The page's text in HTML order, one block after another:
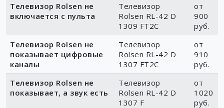
Телевизор Rolsen не
включается с пульта
Телевизор
Rolsen RL-42 D
1309 FT2C
от
900
руб.
Телевизор Rolsen не
показывает цифровые
каналы
Телевизор
Rolsen RL-42 D
1307 FT2C
от
910
руб.
Телевизор Rolsen не
показывает, а звук есть
Телевизор
Rolsen RL-42 D
1307 F
от
1020
руб.